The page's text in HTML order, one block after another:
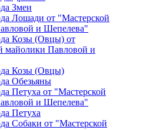
Змеи
Лошади от "Мастерской
и Шепелева"
Козы (Овцы) от
майолики Павловой и
Козы (Овцы)
Обезьяны
Петуха от "Мастерской
и Шепелева"
Петуха
Собаки от "Мастерской